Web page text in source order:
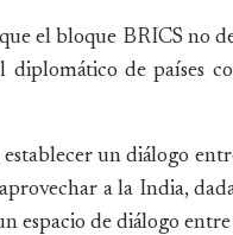
el bloque BRICS no
de países
un diálogo
a la India,
de diálogo entre